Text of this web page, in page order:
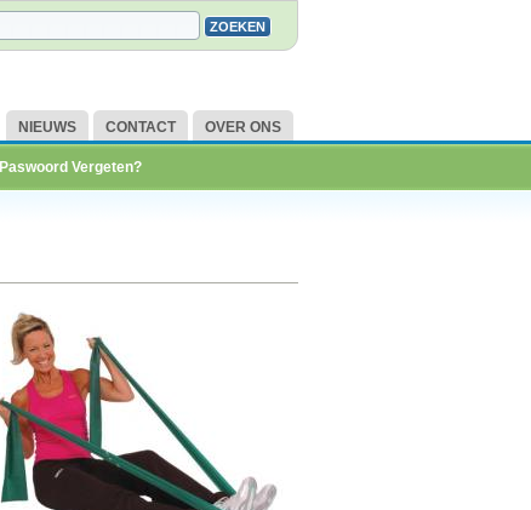
NIEUWS CONTACT OVER ONS
Paswoord Vergeten?